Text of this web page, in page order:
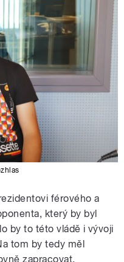
férového a
který by byl
by to této vládě i vývoji
tom by tedy měl
zapracovat.